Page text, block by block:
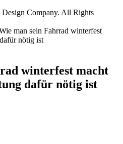
Company. All Rights
man sein Fahrrad winterfest
nötig ist
winterfest macht
dafür nötig ist